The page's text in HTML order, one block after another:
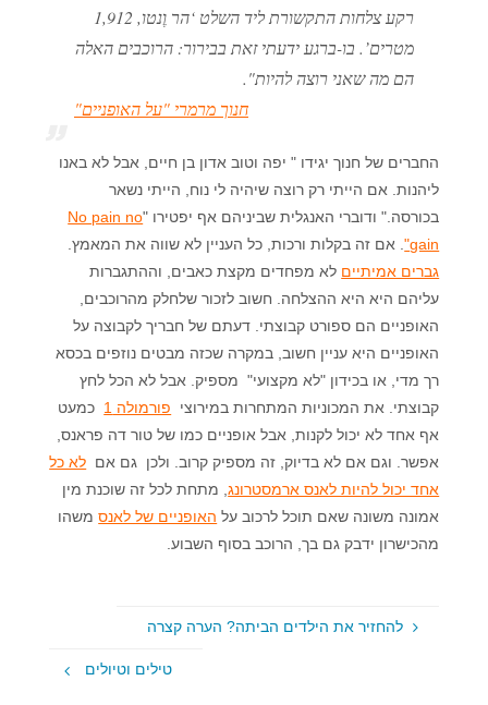
רקע צלחות התקשורת ליד השלט ‘הר וֶנטו, 1,912
מטרים’. בו-ברגע ידעתי זאת בבירור: הרוכבים האלה
הם מה שאני רוצה להיות".
חנוך מרמרי "על האופניים"
החברים של חנוך יגידו " יפה וטוב אדון בן חיים, אבל לא באנו
ליהנות. אם הייתי רק רוצה שיהיה לי נוח, הייתי נשאר
בכורסה." ודוברי האנגלית שביניהם אף יפטירו "No pain no
gain" . אם זה בקלות ורכות, כל העניין לא שווה את המאמץ.
גברים אמיתיים לא מפחדים מקצת כאבים, וההתגברות
עליהם היא היא ההצלחה. חשוב לזכור שלחלק מהרוכבים,
האופניים הם ספורט קבוצתי. דעתם של חבריך לקבוצה על
האופניים היא עניין חשוב, במקרה שכזה מבטים נוזפים בכסא
רך מדי, או בכידון "לא מקצועי" מספיק. אבל לא הכל לחץ
קבוצתי. את המכוניות המתחרות במירוצי פורמולה 1
כמעט
אף אחד לא יכול לקנות, אבל אופניים כמו של טור דה פראנס,
אפשר. וגם אם לא בדיוק, זה מספיק קרוב. ולכן גם אם לא כל
אחד יכול להיות לאנס ארמסטרונג, מתחת לכל זה שוכנת מין
אמונה משונה שאם תוכל לרכוב על האופניים של לאנסמשהו
מהכישרון ידבק גם בך, הרוכב בסוף השבוע.
להחזיר את הילדים הביתה? הערה קצרה
טילים וטיולים